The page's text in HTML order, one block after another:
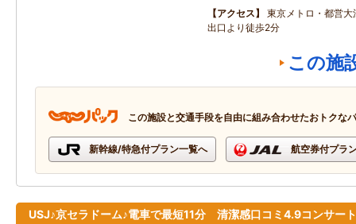
アクセス
東京メトロ・都営
出口より徒歩2分
この施
この施設と交通手段を自由に組み合わせたおトクな
新幹線/特急付プラン一覧へ 航空券付プラ
USJ♪京セラドーム♪電車で最短11分 清潔感口コミ4.9コンサー